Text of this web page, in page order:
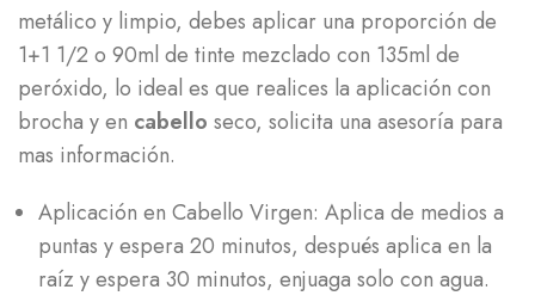
metálico y limpio, debes aplicar una proporción de
1+1 1/2 o 90ml de tinte mezclado con 135ml de
peróxido, lo ideal es que realices la aplicación con
brocha y en cabello seco, solicita una asesoría para
mas información.
Aplicación en Cabello Virgen: Aplica de medios a
puntas y espera 20 minutos, después aplica en la
raíz y espera 30 minutos, enjuaga solo con agua.